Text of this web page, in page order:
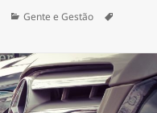
Categorias
Gente e Gestão